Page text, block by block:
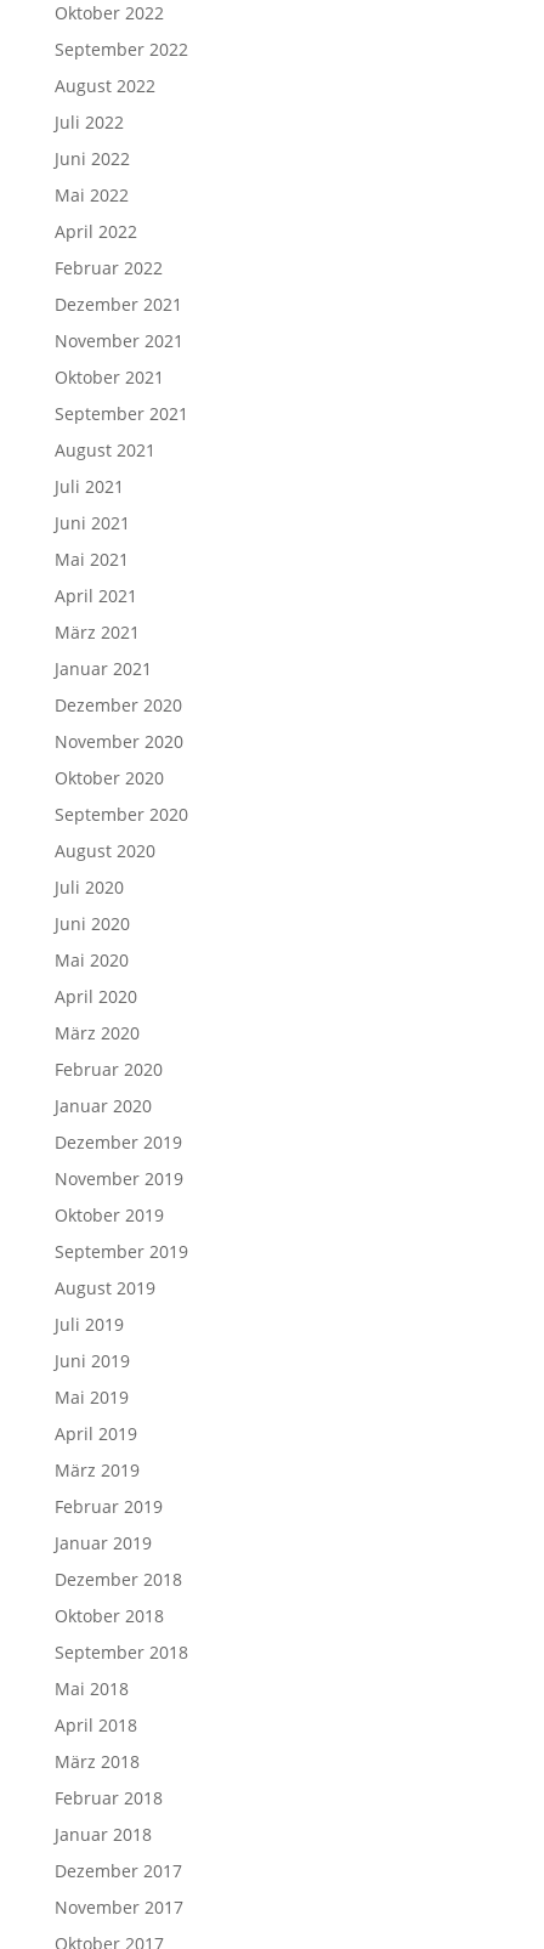
Oktober 2022
September 2022
August 2022
Juli 2022
Juni 2022
Mai 2022
April 2022
Februar 2022
Dezember 2021
November 2021
Oktober 2021
September 2021
August 2021
Juli 2021
Juni 2021
Mai 2021
April 2021
März 2021
Januar 2021
Dezember 2020
November 2020
Oktober 2020
September 2020
August 2020
Juli 2020
Juni 2020
Mai 2020
April 2020
März 2020
Februar 2020
Januar 2020
Dezember 2019
November 2019
Oktober 2019
September 2019
August 2019
Juli 2019
Juni 2019
Mai 2019
April 2019
März 2019
Februar 2019
Januar 2019
Dezember 2018
Oktober 2018
September 2018
Mai 2018
April 2018
März 2018
Februar 2018
Januar 2018
Dezember 2017
November 2017
Oktober 2017